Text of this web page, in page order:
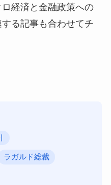
経済と金融政策への
る記事も合わせてチ
ラガルド総裁